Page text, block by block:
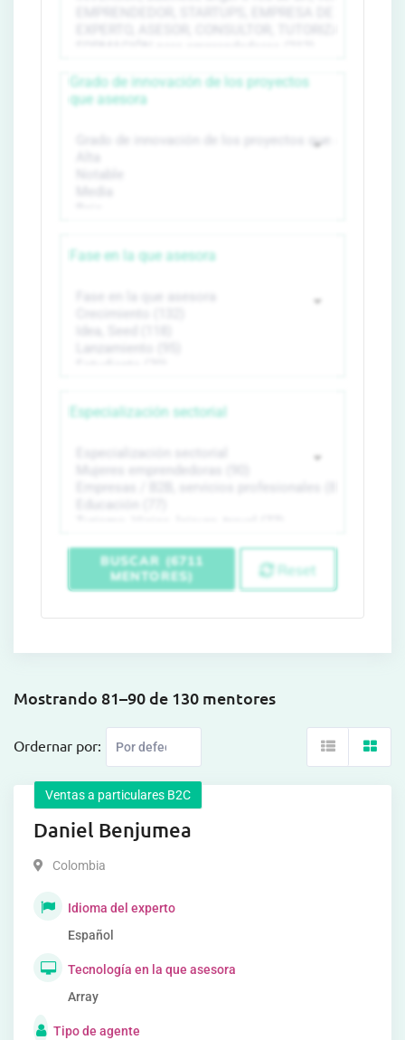
Grado de innovación de los proyectos
que asesora
Fase en la que asesora
Especialización sectorial
BUSCAR (6711
MENTORES)
Reset
Mostrando 81–90 de 130 mentores
Ordernar por:
Ventas a particulares B2C
Daniel Benjumea
Colombia
Idioma del experto
Español
Tecnología en la que asesora
Array
Tipo de agente